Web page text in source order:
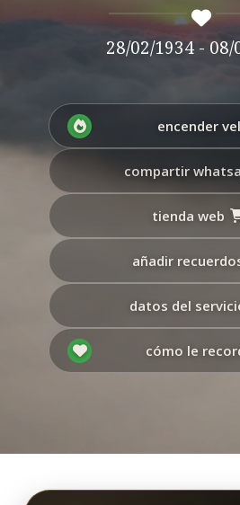
28/02/1934 - 08/
encender
compartir
tienda web
añadir
datos del
cómo le